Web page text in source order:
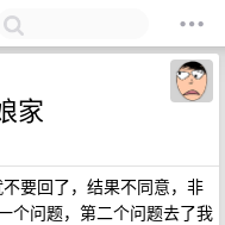
家
要回了，结果不同意，非
个问题，第二个问题去了我